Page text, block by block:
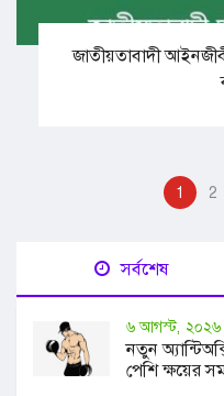
জাতীয়তাবাদী
1 2
সর্বশেষ
৬ আগস্ট, ২০২৬
নতুন
পেশি ক্ষয়ের